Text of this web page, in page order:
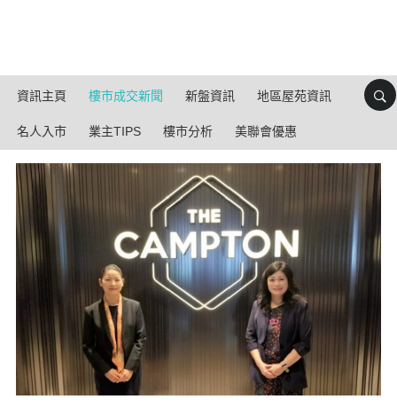
資訊主頁 樓市成交新聞 新盤資訊 地區屋苑資訊
名人入市 業主TIPS 樓市分析 美聯會優惠